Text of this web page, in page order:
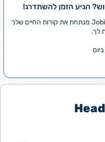
הגיע הזמן להשתדרג!
במקום לעבור לבד על אלפי מודעות, Jobify מנתחת את קורות החיים שלך
לך.